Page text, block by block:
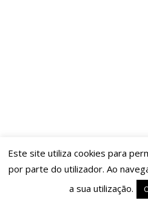
Este site utiliza cookies para
por parte do utilizador. Ao
a sua utilização.